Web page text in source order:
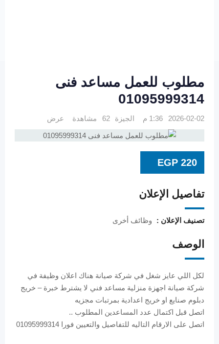
مطلوب للعمل مساعد فنى
01095999314
2026-02-02 1:36 م الجيزة 62 مشاهدة عرض
EGP 220
تفاصيل الإعلان
تصنيف الإعلان : وظائف أخرى
الوصف
لكل اللي عايز شغل في شركة صيانة هناك اعلان وظيفة في
شركة صيانة اجهزة منزلية مساعد فني لا يشترط خبرة – خريج
دبلوم صنايع او خريج اعدادية بمرتبات مجزيه
اتصل قبل اكتمال عدد المساعدين المطلوب ..
اتصل على الارقام التاليه للتفاصيل والتعيين فورا 01095999314